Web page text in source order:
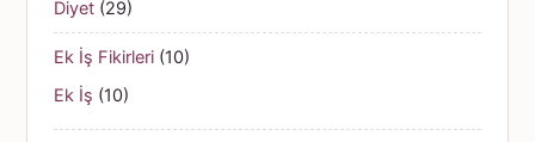
Diyet (29)
Ek İş Fikirleri (10)
Ek İş (10)